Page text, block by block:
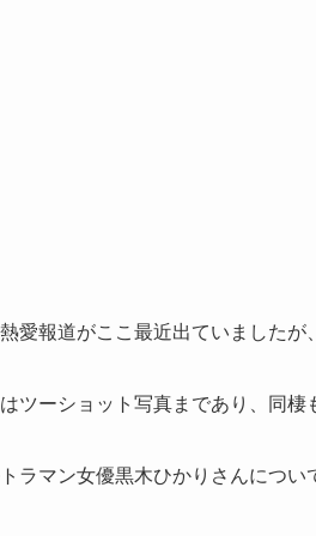
愛報道がここ最近出ていました
ツーショット写真まであり、同
ラマン女優黒木ひかりさんについ